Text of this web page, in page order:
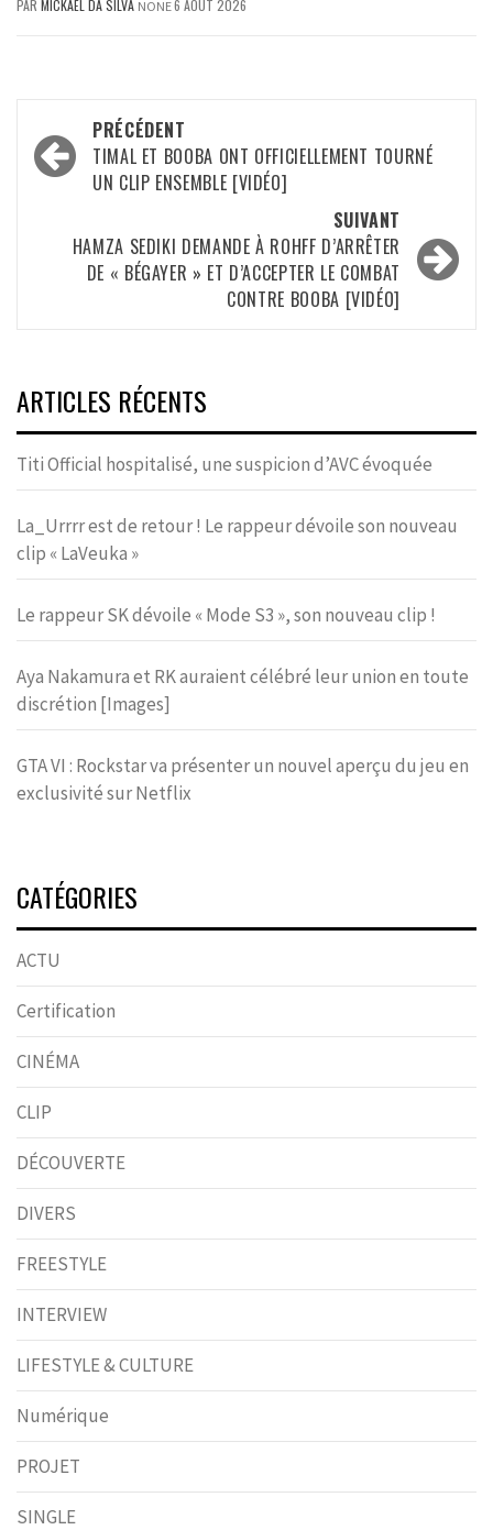
PAR MICKAËL DA SILVA NONE6 AOÛT 2026
Navigation
d’article
PRÉCÉDENT
TIMAL ET BOOBA ONT OFFICIELLEMENT TOURNÉ
UN CLIP ENSEMBLE [VIDÉO]
SUIVANT
HAMZA SEDIKI DEMANDE À ROHFF D’ARRÊTER
DE « BÉGAYER » ET D’ACCEPTER LE COMBAT
CONTRE BOOBA [VIDÉO]
ARTICLES RÉCENTS
Titi Official hospitalisé, une suspicion d’AVC évoquée
La_Urrrr est de retour ! Le rappeur dévoile son nouveau
clip « LaVeuka »
Le rappeur SK dévoile « Mode S3 », son nouveau clip !
Aya Nakamura et RK auraient célébré leur union en toute
discrétion [Images]
GTA VI : Rockstar va présenter un nouvel aperçu du jeu en
exclusivité sur Netflix
CATÉGORIES
ACTU
Certification
CINÉMA
CLIP
DÉCOUVERTE
DIVERS
FREESTYLE
INTERVIEW
LIFESTYLE & CULTURE
Numérique
PROJET
SINGLE